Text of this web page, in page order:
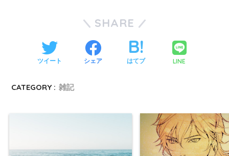
SHARE
ツイート シェア はてブ LINE
CATEGORY : 雑記